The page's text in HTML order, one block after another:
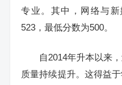
专业。其中，网络与
523，最低分数为500。
自2014年升本以来
质量持续提升。这得益